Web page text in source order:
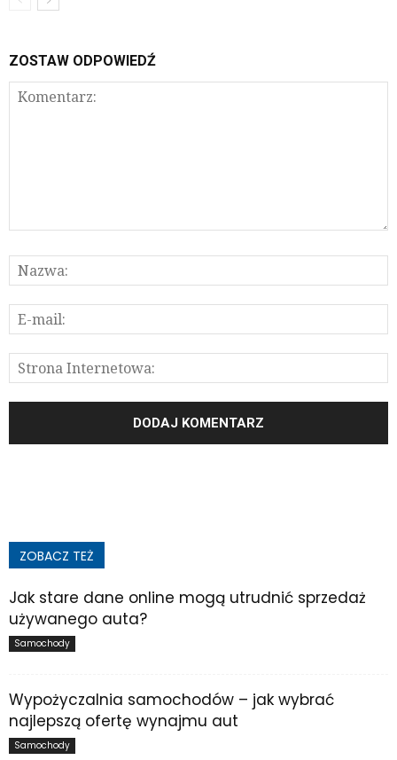
ZOSTAW ODPOWIEDŹ
ZOBACZ TEŻ
Jak stare dane online mogą utrudnić sprzedaż
używanego auta?
Samochody
Wypożyczalnia samochodów – jak wybrać
najlepszą ofertę wynajmu aut
Samochody